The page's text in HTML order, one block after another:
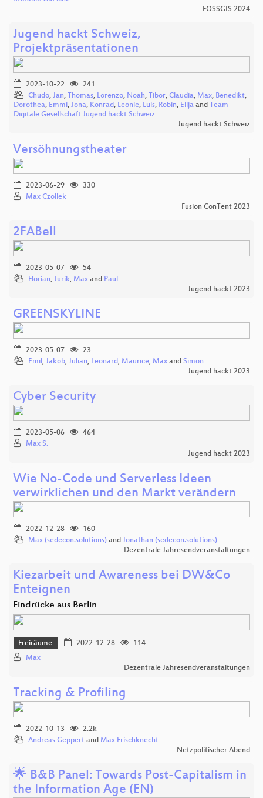
FOSSGIS 2024
Jugend hackt Schweiz,
Projektpräsentationen
2023-10-22
241
Chudo, Jan, Thomas, Lorenzo, Noah, Tibor, Claudia, Max, Benedikt,
Dorothea, Emmi, Jona, Konrad, Leonie, Luis, Robin, Elija and Team
Digitale Gesellschaft Jugend hackt Schweiz
Jugend hackt Schweiz
Versöhnungstheater
2023-06-29
330
Max Czollek
Fusion ConTent 2023
2FABell
2023-05-07
54
Florian, Jurik, Max and Paul
Jugend hackt 2023
GREENSKYLINE
2023-05-07
23
Emil, Jakob, Julian, Leonard, Maurice, Max and Simon
Jugend hackt 2023
Cyber Security
2023-05-06
464
Max S.
Jugend hackt 2023
Wie No-Code und Serverless Ideen
verwirklichen und den Markt verändern
2022-12-28
160
Max (sedecon.solutions) and Jonathan (sedecon.solutions)
Dezentrale Jahresendveranstaltungen
Kiezarbeit und Awareness bei DW&Co
Enteignen
Eindrücke aus Berlin
Freiräume 2022-12-28
114
Max
Dezentrale Jahresendveranstaltungen
Tracking & Profiling
2022-10-13
2.2k
Andreas Geppert and Max Frischknecht
Netzpolitischer Abend
🌟 B&B Panel: Towards Post-Capitalism in
the Information Age (EN)